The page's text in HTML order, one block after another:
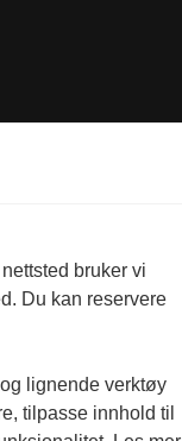
bruker vi
Du kan reservere
lignende verktøy
tilpasse innhold til